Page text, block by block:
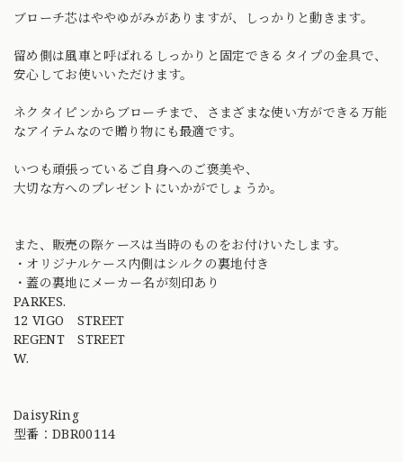
ブローチ芯はややゆがみがありますが、しっかりと動きます。
留め側は風車と呼ばれるしっかりと固定できるタイプの金具で、
安心してお使いいただけます。
ネクタイピンからブローチまで、さまざまな使い方ができる万能
なアイテムなので贈り物にも最適です。
いつも頑張っているご自身へのご褒美や、
大切な方へのプレゼントにいかがでしょうか。
また、販売の際ケースは当時のものをお付けいたします。
・オリジナルケース内側はシルクの裏地付き
・蓋の裏地にメーカー名が刻印あり
PARKES.
12 VIGO STREET
REGENT STREET
W.
DaisyRing
型番：DBR00114